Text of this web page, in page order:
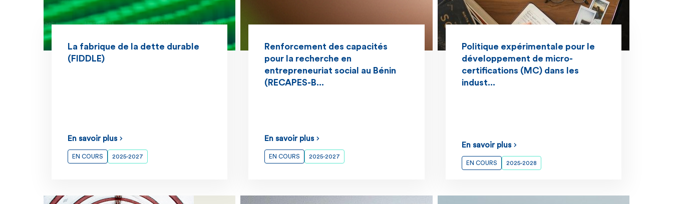
La fabrique de la dette durable
(FIDDLE)
En savoir plus
EN COURS 2025-2027
Renforcement des capacités
pour la recherche en
entrepreneuriat social au Bénin
(RECAPES-B...
En savoir plus
EN COURS 2025-2027
Politique expérimentale pour le
développement de micro-
certifications (MC) dans les
indust...
En savoir plus
EN COURS 2025-2028